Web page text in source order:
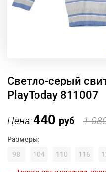
Светло-серый
PlayToday 811007
Цена:440 руб 1
Размеры:
98
104 110 116